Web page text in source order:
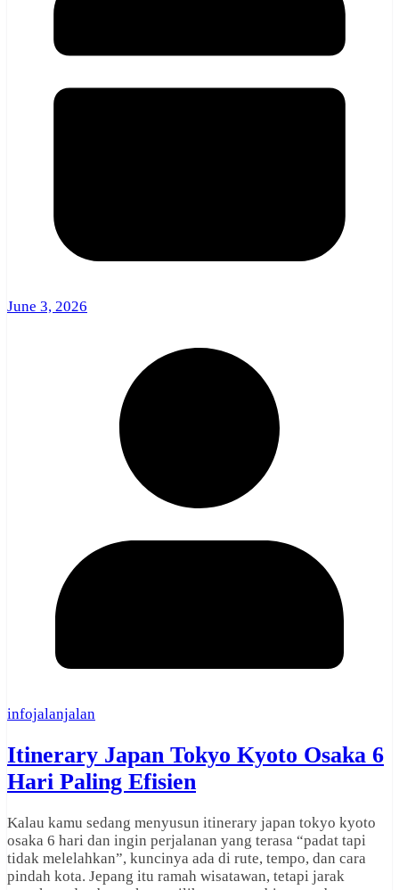
June 3, 2026
infojalanjalan
Itinerary Japan Tokyo Kyoto Osaka 6
Hari Paling Efisien
Kalau kamu sedang menyusun itinerary japan tokyo kyoto
osaka 6 hari dan ingin perjalanan yang terasa “padat tapi
tidak melelahkan”, kuncinya ada di rute, tempo, dan cara
pindah kota. Jepang itu ramah wisatawan, tetapi jarak